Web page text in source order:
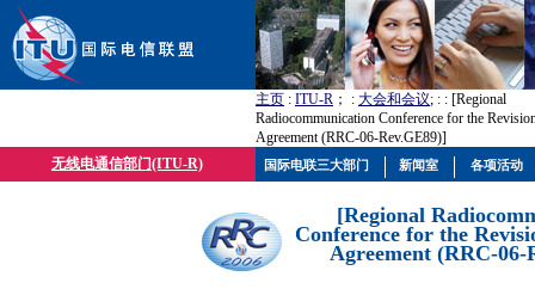
主页 : ITU-R ； : 大会和会议; : : [Regional
Radiocommunication Conference for the
Agreement (RRC-06-Rev.GE89)]
无线电通信部门(ITU-R)
[Regional
Conference for the
Agreement (RRC-06-
国际电联三大部门 新闻室 各项活动